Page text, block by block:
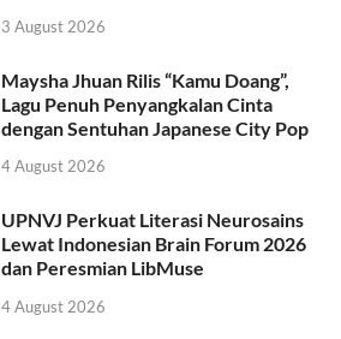
3 August 2026
Maysha Jhuan Rilis “Kamu Doang”,
Lagu Penuh Penyangkalan Cinta
dengan Sentuhan Japanese City Pop
4 August 2026
UPNVJ Perkuat Literasi Neurosains
Lewat Indonesian Brain Forum 2026
dan Peresmian LibMuse
4 August 2026